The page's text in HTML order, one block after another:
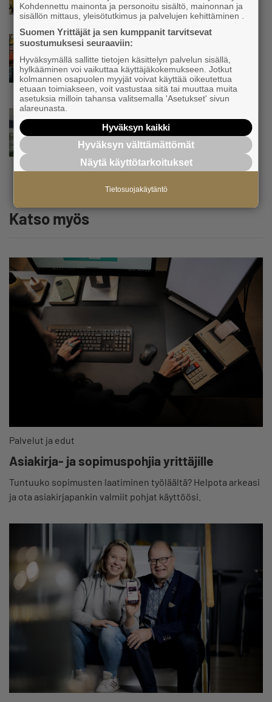
Uutinen
Matti Korvela on yrittäjänä harvinaisuus:
”Asiakkainani on eturivin muusikoita niin
Euroopasta kuin Yhdysvalloistakin”
”Herättävät kysymyksen, mikä meitä
suomalaisia vaivaa” – Yrittäjien
toimitusjohtaja hätkähti
sairauspoissaolotilastoa
Katso myös
Palvelut ja edut
Asiakirja- ja sopimuspohjia yrittäjille
Tuntuuko sopimusten laatiminen työläältä? Helpota arkeasi
ja ota asiakirjapankin valmiit pohjat käyttöösi.
Kohdennettu mainonta ja personoitu sisältö, mainonnan ja
sisällön mittaus, yleisötutkimus ja palvelujen kehittäminen .
Suomen Yrittäjät ja sen kumppanit tarvitsevat
suostumuksesi seuraaviin:
Hyväksymällä sallitte tietojen käsittelyn palvelun sisällä,
hylkääminen voi vaikuttaa käyttäjäkokemukseen. Jotkut
kolmannen osapuolen myyjät voivat käyttää oikeutettua
etuaan toimiakseen, voit vastustaa sitä tai muuttaa muita
asetuksia milloin tahansa valitsemalla 'Asetukset' sivun
alareunasta.
Hyväksyn kaikki
Hyväksyn välttämättömät
Näytä käyttötarkoitukset
Tietosuojakäytäntö